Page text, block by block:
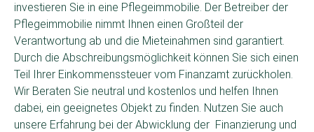
investieren Sie in eine Pflegeimmobilie. Der Betreiber der
Pflegeimmobilie nimmt Ihnen einen Großteil der
Verantwortung ab und die Mieteinahmen sind garantiert.
Durch die Abschreibungsmöglichkeit können Sie sich einen
Teil Ihrer Einkommenssteuer vom Finanzamt zurückholen.
Wir Beraten Sie neutral und kostenlos und helfen Ihnen
dabei, ein geeignetes Objekt zu finden. Nutzen Sie auch
unsere Erfahrung bei der Abwicklung der Finanzierung und